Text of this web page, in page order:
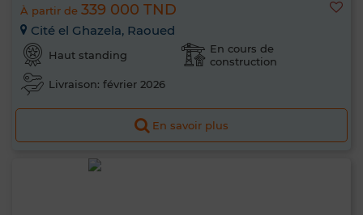
À partir de 339 000 TND
Cité el Ghazela, Raoued
Haut standing
En cours de
construction
Livraison: février 2026
En savoir plus